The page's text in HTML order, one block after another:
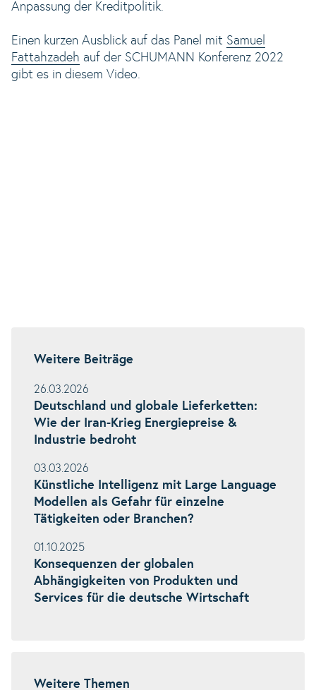
Anpassung der Kreditpolitik.
Einen kurzen Ausblick auf das Panel mit Samuel
Fattahzadeh auf der SCHUMANN Konferenz 2022
gibt es in diesem Video.
Weitere Beiträge
26.03.2026
Deutschland und globale Lieferketten:
Wie der Iran-Krieg Energiepreise &
Industrie bedroht
03.03.2026
Künstliche Intelligenz mit Large Language
Modellen als Gefahr für einzelne
Tätigkeiten oder Branchen?
01.10.2025
Konsequenzen der globalen
Abhängigkeiten von Produkten und
Services für die deutsche Wirtschaft
Weitere Themen